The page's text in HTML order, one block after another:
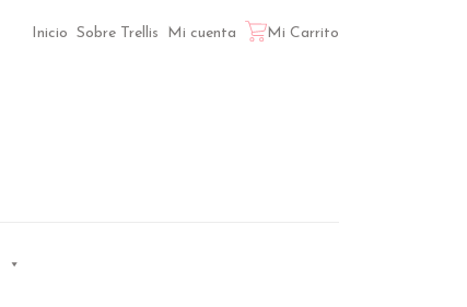
Inicio Sobre Trellis Mi cuenta Mi Carrito